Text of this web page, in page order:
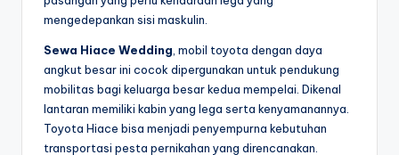
mengedepankan sisi maskulin.
Sewa Hiace Wedding , mobil toyota dengan daya
angkut besar ini cocok dipergunakan untuk pendukung
mobilitas bagi keluarga besar kedua mempelai. Dikenal
lantaran memiliki kabin yang lega serta kenyamanannya.
Toyota Hiace bisa menjadi penyempurna kebutuhan
transportasi pesta pernikahan yang direncanakan.